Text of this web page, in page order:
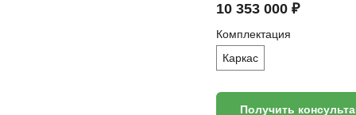
10 353 000 ₽
Комплектация
Каркас
Получить